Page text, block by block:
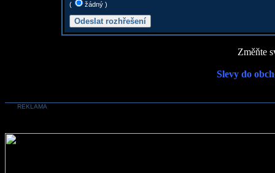
(
žádný )
Změňte
Slevy do
REKLAMA